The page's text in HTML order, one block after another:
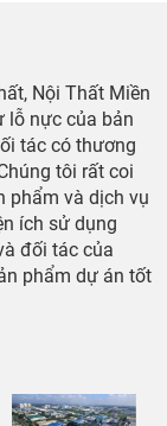
Nội Thất Miền
lỗ nực của bản
tác có thương
tôi rất coi
phẩm và dịch vụ
ích sử dụng
đối tác của
phẩm dự án tốt